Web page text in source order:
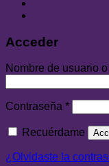
Acceder
Nombre de usuario
Contraseña *
Recuérdame
¿Olvidaste la